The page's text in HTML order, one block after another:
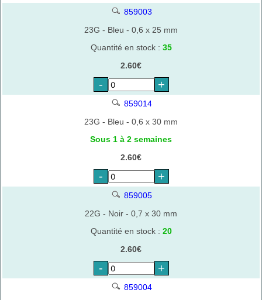
859003
23G - Bleu - 0,6 x 25 mm
Quantité en stock : 35
2.60€
- +
859014
23G - Bleu - 0,6 x 30 mm
Sous 1 à 2 semaines
2.60€
- +
859005
22G - Noir - 0,7 x 30 mm
Quantité en stock : 20
2.60€
- +
859004